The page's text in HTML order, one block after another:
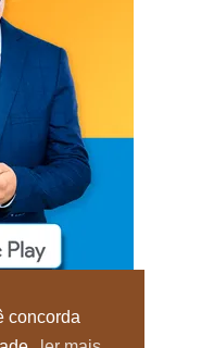
concorda